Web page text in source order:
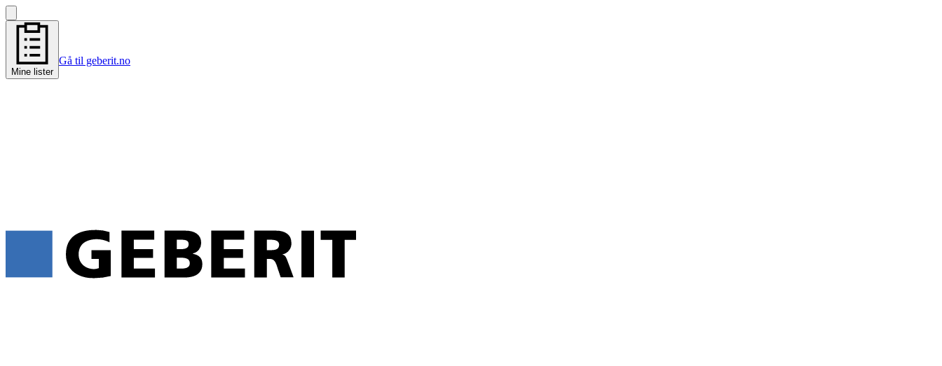
Mine lister
Gå til geberit.no